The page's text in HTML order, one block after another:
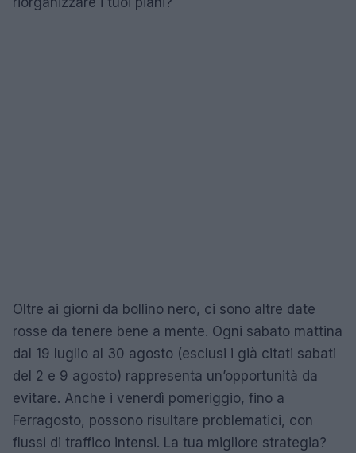
Oltre ai giorni da bollino nero, ci sono altre date
rosse da tenere bene a mente. Ogni sabato mattina
dal 19 luglio al 30 agosto (esclusi i già citati sabati
del 2 e 9 agosto) rappresenta un’opportunità da
evitare. Anche i venerdì pomeriggio, fino a
Ferragosto, possono risultare problematici, con
flussi di traffico intensi. La tua migliore strategia?